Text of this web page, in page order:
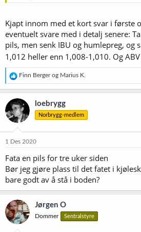
Kjapt innom med et kort svar i første
eventuelt svare med i detalj senere:
pils, men senk IBU og humlepreg, og
1,012 heller enn 1,008-1,010. Og
R
e
a
k
s
j
o
e
:
Finn Bergerog Marius K.
loebrygg
Norbrygg-medlem
1 Des 2020
Fata en pils for tre uker siden
Bør jeg gjøre plass til det fatet i
bare godt av å stå i boden?
Jørgen O
Dommer Sentralstyre